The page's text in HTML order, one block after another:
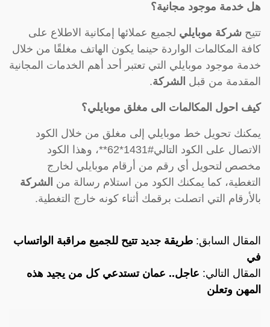
هل خدمة موجود مجانية؟
تتيح شركة موبايلي لجميع عملائها إمكانية الاطلاع على
كافة المكالمات الواردة حينما يكون الهاتف مغلقًا من خلال
خدمة موجود موبايلي التي تعتبر أحد أهم الخدمات المجانية
المقدمة من قبل الشركة.
كيف احول المكالمات الى مغلق موبايلي؟
يمكنك تحويل خط موبايلي إلى مغلق من خلال الكود
الاتصال على الكود التالي#1431*62**، وهذا الكود
مخصص لتحويل أي رقم من أرقام موبايلي لخارج
التغطية، كما يمكنك الكود من استلام رسالة من الشركة
بالأرقام التي اتصلت برقمك أثناء كونه خارج التغطية.
المقال السابق: طريقة جديد تتيح للجميع مراقبة الواتساب
في
المقال التالي: عاجل.. عمان تستدعي كل من يجيد هذه
المهن وتعلن